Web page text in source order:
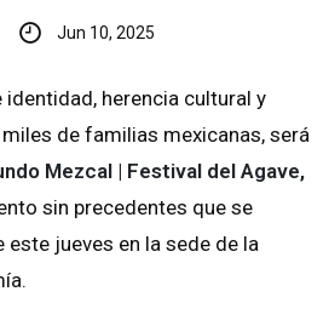
Jun 10, 2025
identidad, herencia cultural y
de familias mexicanas, será
Mezcal | Festival del Agave,
sin precedentes que se
jueves en la sede de la